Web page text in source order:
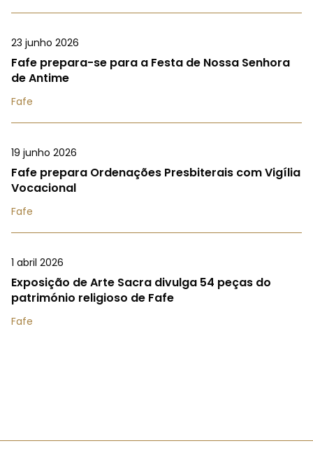
23 junho 2026
Fafe prepara-se para a Festa de Nossa Senhora
de Antime
Fafe
19 junho 2026
Fafe prepara Ordenações Presbiterais com Vigília
Vocacional
Fafe
1 abril 2026
Exposição de Arte Sacra divulga 54 peças do
património religioso de Fafe
Fafe